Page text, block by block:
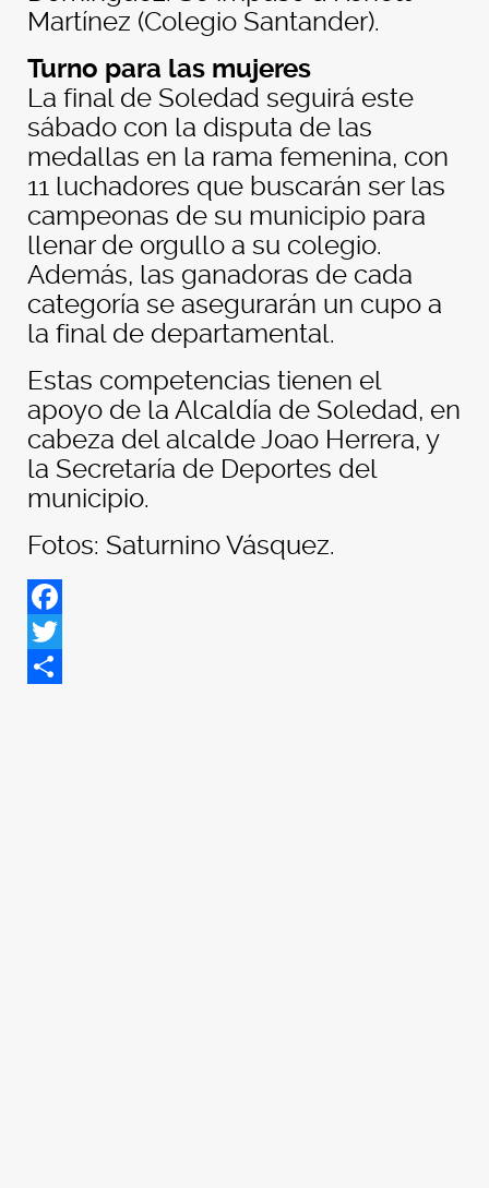
Martínez (Colegio Santander).
Turno para las mujeres
La final de Soledad seguirá este
sábado con la disputa de las
medallas en la rama femenina, con
11 luchadores que buscarán ser las
campeonas de su municipio para
llenar de orgullo a su colegio.
Además, las ganadoras de cada
categoría se asegurarán un cupo a
la final de departamental.
Estas competencias tienen el
apoyo de la Alcaldía de Soledad, en
cabeza del alcalde Joao Herrera, y
la Secretaría de Deportes del
municipio.
Fotos: Saturnino Vásquez.
Facebook
Twitter